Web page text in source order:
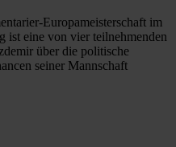
Europameisterschaft im
ist eine von vier teilnehmenden
über die politische
seiner Mannschaft